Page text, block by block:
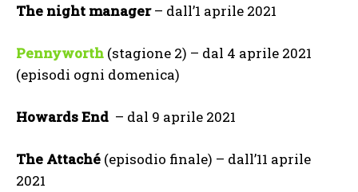
The night manager– dall’1 aprile 2021
Pennyworth (stagione 2) – dal 4 aprile 2021
(episodi ogni domenica)
Howards End – dal 9 aprile 2021
The Attaché (episodio finale) – dall’11 aprile
2021